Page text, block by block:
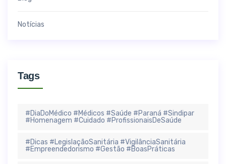
Notícias
Tags
#DiaDoMédico #Médicos #Saúde #Paraná #Sindipar
#Homenagem #Cuidado #ProfissionaisDeSaúde
#Dicas #LegislaçãoSanitária #VigilânciaSanitária
#Empreendedorismo #Gestão #BoasPráticas